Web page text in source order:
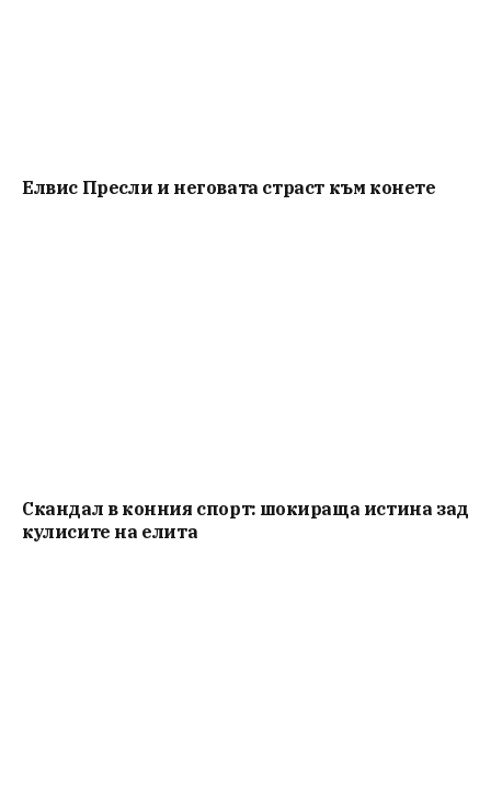
Елвис Пресли и неговата страст към конете
Скандал в конния спорт: шокираща истина зад
кулисите на елита